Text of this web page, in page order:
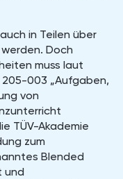
in Teilen über
Doch
muss laut
205-003 „Aufgaben,
von
TÜV-Akademie
zum
Blended
und